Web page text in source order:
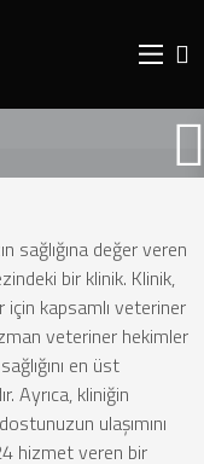
sağlığına değer veren
bir klinik. Klinik,
kapsamlı veteriner
veteriner hekimler
en üst
Ayrıca, kliniğin
ulaşımını
hizmet veren bir